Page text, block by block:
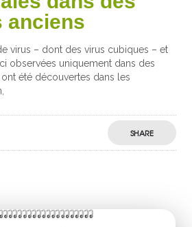
anciens
virus – dont des virus cubiques – et
observées uniquement dans des
été découvertes dans les
SHARE